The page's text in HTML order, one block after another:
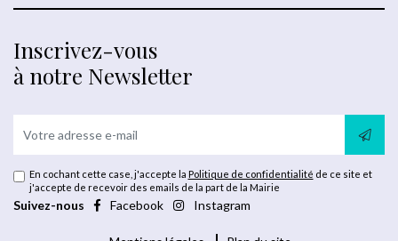
Inscrivez-vous
à notre Newsletter
En cochant cette case, j'accepte la Politique de confidentialité de ce site et
j'accepte de recevoir des emails de la part de la Mairie
Suivez-nous Facebook Instagram